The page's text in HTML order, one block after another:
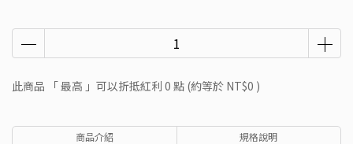
此商品 「 最高 」可以折抵紅利 0 點 (約等於 NT$0 )
商品介紹 規格說明